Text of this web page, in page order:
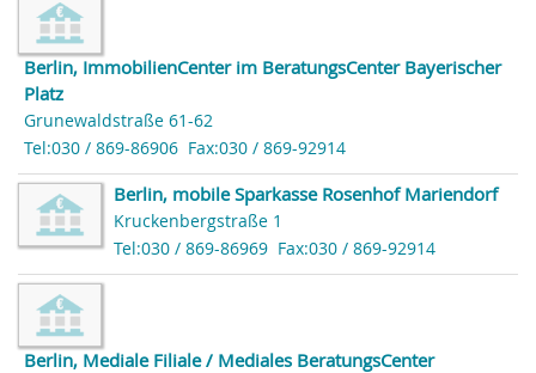
Berlin, ImmobilienCenter im BeratungsCenter Bayerischer
Platz
Grunewaldstraße 61-62
Tel:030 / 869-86906 Fax:030 / 869-92914
Berlin, mobile Sparkasse Rosenhof Mariendorf
Kruckenbergstraße 1
Tel:030 / 869-86969 Fax:030 / 869-92914
Berlin, Mediale Filiale / Mediales BeratungsCenter